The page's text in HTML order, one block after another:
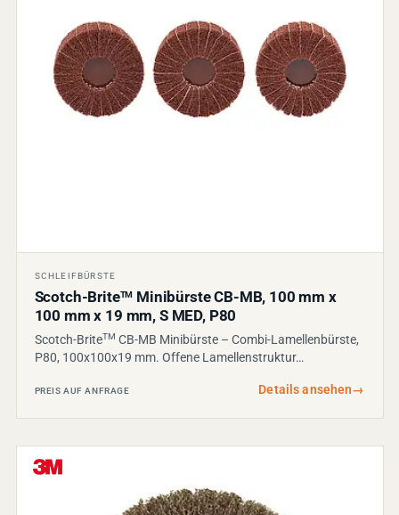
SCHLEIFBÜRSTE
Scotch-BriteTM Minibürste CB-MB, 100 mm x
100 mm x 19 mm, S MED, P80
Scotch-BriteTM CB-MB Minibürste – Combi-Lamellenbürste,
P80, 100x100x19 mm. Offene Lamellenstruktur…
PREIS AUF ANFRAGE Details ansehen→